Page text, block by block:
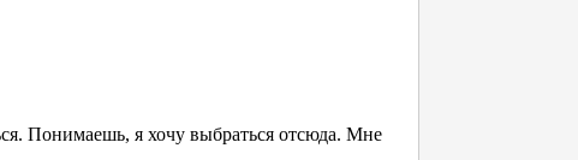
Понимаешь, я хочу выбраться отсюда. Мне